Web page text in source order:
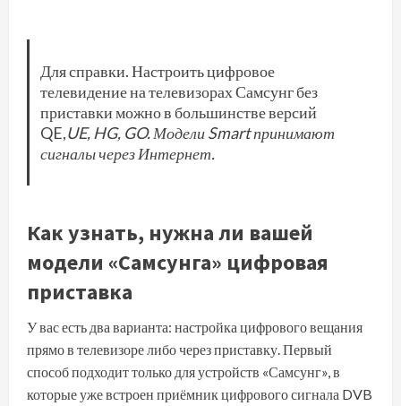
Для справки. Настроить цифровое
телевидение на телевизорах Самсунг без
приставки можно в большинстве версий
QE,UE, HG, GO. Модели Smart принимают
сигналы через Интернет.
Как узнать, нужна ли вашей
модели «Самсунга» цифровая
приставка
У вас есть два варианта: настройка цифрового вещания
прямо в телевизоре либо через приставку. Первый
способ подходит только для устройств «Самсунг», в
которые уже встроен приёмник цифрового сигнала DVB